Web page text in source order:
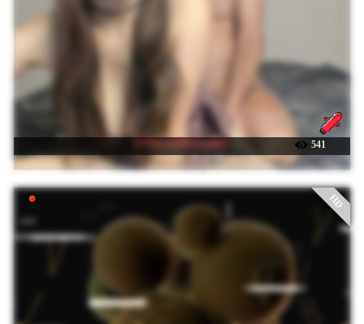
☉ PrincessMcCormick 541
HD